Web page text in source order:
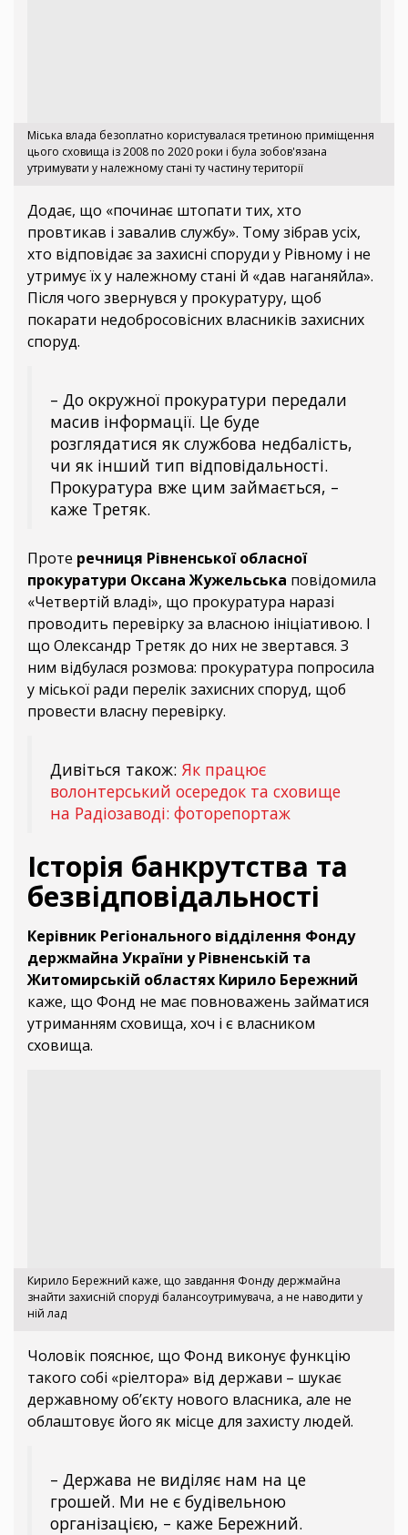
Міська влада безоплатно користувалася третиною приміщення
цього сховища із 2008 по 2020 роки і була зобов'язана
утримувати у належному стані ту частину території
Додає, що «починає штопати тих, хто
провтикав і завалив службу». Тому зібрав усіх,
хто відповідає за захисні споруди у Рівному і не
утримує їх у належному стані й «дав наганяйла».
Після чого звернувся у прокуратуру, щоб
покарати недобросовісних власників захисних
споруд.
– До окружної прокуратури передали
масив інформації. Це буде
розглядатися як службова недбалість,
чи як інший тип відповідальності.
Прокуратура вже цим займається, –
каже Третяк.
Проте речниця Рівненської обласної
прокуратури Оксана Жужельська повідомила
«Четвертій владі», що прокуратура наразі
проводить перевірку за власною ініціативою. І
що Олександр Третяк до них не звертався. З
ним відбулася розмова: прокуратура попросила
у міської ради перелік захисних споруд, щоб
провести власну перевірку.
Дивіться також: Як працює
волонтерський осередок та сховище
на Радіозаводі: фоторепортаж
Історія банкрутства та
безвідповідальності
Керівник Регіонального відділення Фонду
держмайна України у Рівненській та
Житомирській областях Кирило Бережний
каже, що Фонд не має повноважень займатися
утриманням сховища, хоч і є власником
сховища.
Кирило Бережний каже, що завдання Фонду держмайна
знайти захисній споруді балансоутримувача, а не наводити у
ній лад
Чоловік пояснює, що Фонд виконує функцію
такого собі «ріелтора» від держави – шукає
державному об’єкту нового власника, але не
облаштовує його як місце для захисту людей.
– Держава не виділяє нам на це
грошей. Ми не є будівельною
організацією, – каже Бережний.